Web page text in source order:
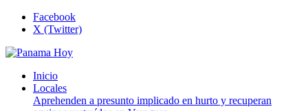
Facebook
X (Twitter)
Inicio
Locales
Aprehenden a presunto implicado en hurto y recuperan